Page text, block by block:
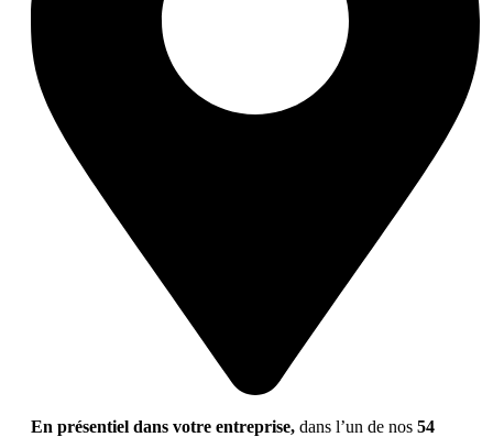
En présentiel dans votre entreprise, dans l’un de nos 54